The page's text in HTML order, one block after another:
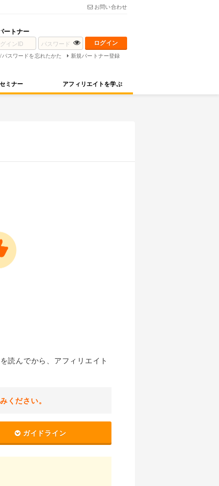
お問い合わせ
ートナー
パスワードを忘れたかた 新規パートナー登録
ミナー アフィリエイトを学ぶ
読んでから、アフィリエイト
ください。
ガイドライン